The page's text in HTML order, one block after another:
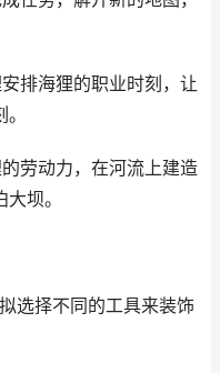
排海狸的职业时刻，让
劳动力，在河流上建造
坝。
选择不同的工具来装饰